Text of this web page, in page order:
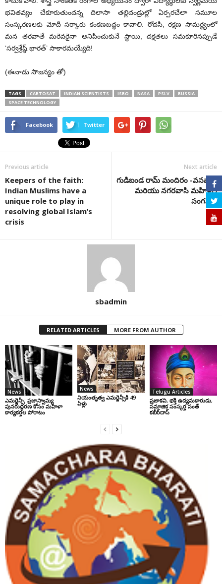
భవితవ్యం చేకూరుతుందన్న దిలాసా తల్లిదండ్రుల్లో ఏర్పరచేలా సమూల
సంస్కరణలకు మోదీ సర్కారు కంకణబద్ధం కావాలి. రోదసి, రక్షణ సామర్థ్యంలో
మన తరవాతే మరెవరైనా అనిపించుకునే స్థాయి, దక్షతలు సమకూరినప్పుడే
‘సర్వశ్రేష్ఠ్‌ భారత్‌’ సాకారమయ్యేది!
(ఈనాడు సౌజన్యం తో)
TAGS CARTOSAT INDIAN SCIENTISTS ISRO NASA PSLV
RUSSIA
SPACE TECHNOLOGY
Facebook Twitter
Previous article
Keepers of the faith:
Indian Muslims have a
unique role to play in
resolving global Islam’s
crisis
Next article
గుడిబండ రామ్ మందిరం -వనవాసి
మరియు నగరవాసి మహిళల
సంగమం
sbadmin
RELATED ARTICLES MORE FROM AUTHOR
News
ఎమర్జెన్సీ: ప్రజాస్వామ్య
పునరుద్ధరణ కోసం మహిళా
కార్యకర్తల పోరాటం
News
నియంతృత్వ ఎమర్జెన్సీకి 49
ఏళ్లు
Telugu Articles
ప్రజాకవి, భక్తి ఉద్యమకారుడు,
సమాజిక సంస్కర్త సంత్‌
కబీర్‌దాస్‌